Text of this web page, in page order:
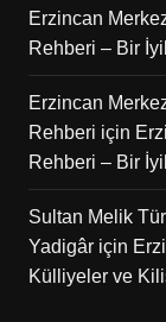
Erzincan
Rehberi – Bir
Erzincan
Rehberi için
Rehberi – Bir
Sultan Melik
Yadigâriçin
Külliyeler ve